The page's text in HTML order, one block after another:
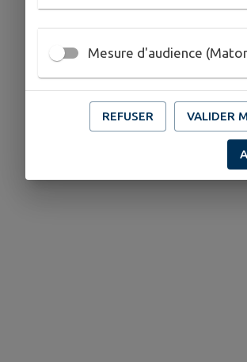
Mesure d'audience
REFUSER VALIDER